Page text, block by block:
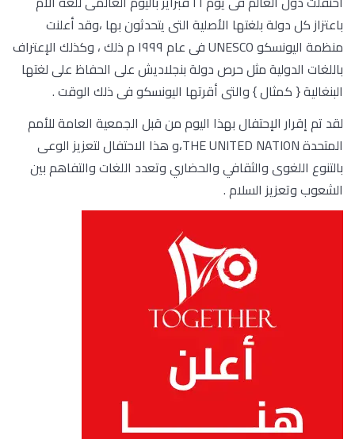
باعتزاز كل دولة بلغتها الأصلية التى يتحدثون بها ،وقد أعلنت
منظمة اليونسكو UNESCO فى عام ١٩٩٩ م ذلك ، وكذلك الإعتراف
باللغات الدولية مثل حرص دولة بنجلاديش على الحفاظ على لغتها
البنغالية { كمثال } والتى أقرتها اليونسكو فى ذلك الوقت .
لقد تم إقرار الإحتفال بهذا اليوم من قبل الجمعية العامة للأمم
المتحدة THE UNITED NATION،و هذا الاحتفال لتعزيز الوعى
بالتنوع اللغوى والثقافي والحضاري وتعدد اللغات والتفاهم بين
الشعوب وتعزيز السلام .